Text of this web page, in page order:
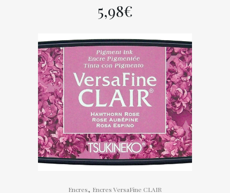
5,98€
Encres, Encres VersaFine CLAIR